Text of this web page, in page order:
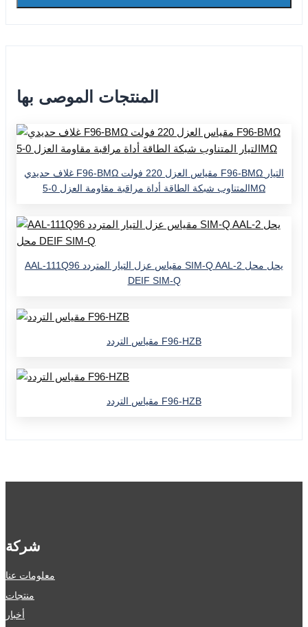
المنتجات الموصى بها
غلاف حديدي F96-BMΩ مقياس العزل 220 فولت F96-BMΩ التيار
المتناوب شبكة الطاقة أداة مراقبة مقاومة العزل 0-5MΩ
AAL-111Q96 مقياس عزل التيار المتردد SIM-Q AAL-2 يحل محل
DEIF SIM-Q
مقياس التردد F96-HZB
مقياس التردد F96-HZB
شركة
معلومات عنا
منتجات
أخبار